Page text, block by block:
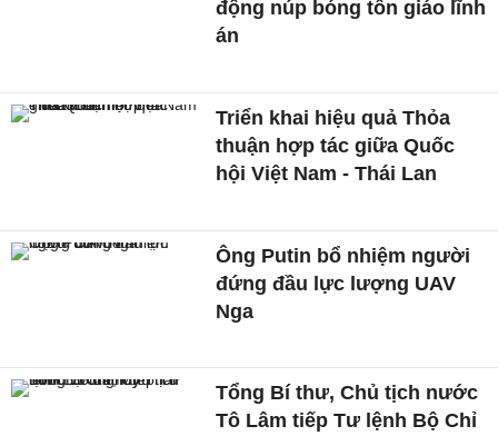
động núp bóng tôn giáo lĩnh
án
Triển khai hiệu quả Thỏa
thuận hợp tác giữa Quốc
hội Việt Nam - Thái Lan
Ông Putin bổ nhiệm người
đứng đầu lực lượng UAV
Nga
Tổng Bí thư, Chủ tịch nước
Tô Lâm tiếp Tư lệnh Bộ Chỉ